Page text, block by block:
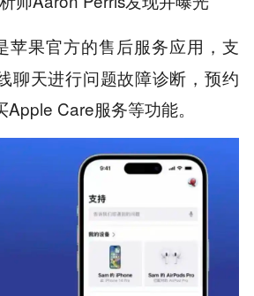
苹果官方的售后服务应用，支
聊天进行问题故障诊断，预约
Care服务等功能。